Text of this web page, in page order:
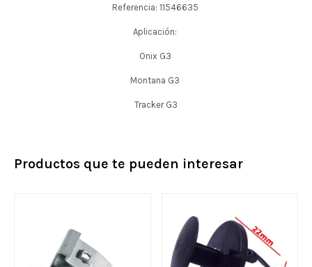
Referencia: 11546635
Aplicación:
Onix G3
Montana G3
Tracker G3
Productos que te pueden interesar